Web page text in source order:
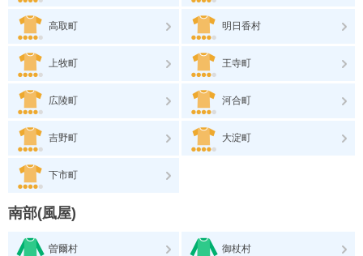
高取町 明日香村
上牧町 王寺町
広陵町 河合町
吉野町 大淀町
下市町
南部(風屋)
曽爾村 御杖村